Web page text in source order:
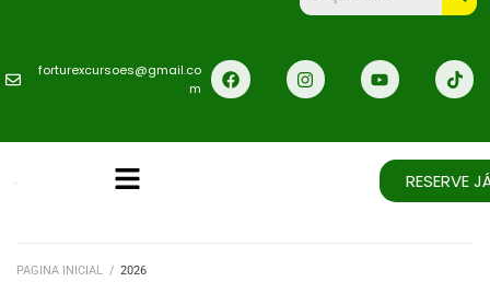
forturexcursoes@gmail.co
m
RESERVE
PAGINA INICIAL / 2026